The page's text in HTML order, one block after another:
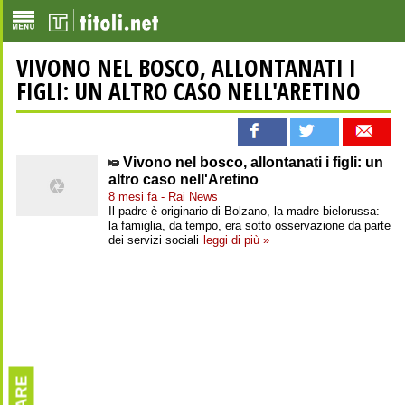
VIVONO NEL BOSCO, ALLONTANATI I
FIGLI: UN ALTRO CASO NELL'ARETINO
Vivono nel bosco, allontanati i figli: un
altro caso nell'Aretino
8 mesi fa - Rai News
Il padre è originario di Bolzano, la madre bielorussa:
la famiglia, da tempo, era sotto osservazione da parte
dei servizi sociali leggi di più »